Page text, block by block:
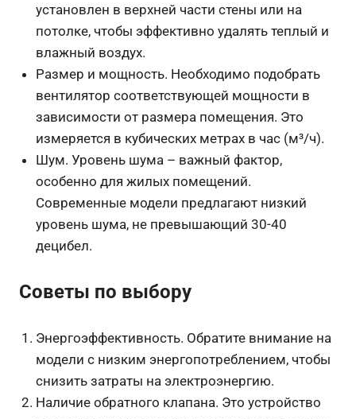
установлен в верхней части стены или на
потолке, чтобы эффективно удалять теплый и
влажный воздух.
Размер и мощность. Необходимо подобрать
вентилятор соответствующей мощности в
зависимости от размера помещения. Это
измеряется в кубических метрах в час (м³/ч).
Шум. Уровень шума – важный фактор,
особенно для жилых помещений.
Современные модели предлагают низкий
уровень шума, не превышающий 30-40
децибел.
Советы по выбору
Энергоэффективность. Обратите внимание на
модели с низким энергопотреблением, чтобы
снизить затраты на электроэнергию.
Наличие обратного клапана. Это устройство